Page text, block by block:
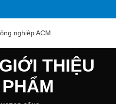
THIỆU